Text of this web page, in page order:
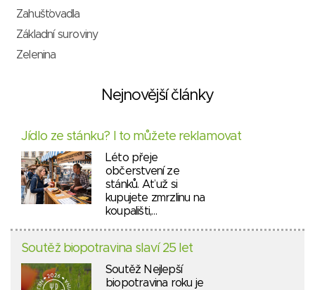
Zahušťovadla
Základní suroviny
Zelenina
Nejnovější články
Jídlo ze stánku? I to můžete reklamovat
Léto přeje
občerstvení ze
stánků. Ať už si
kupujete zmrzlinu na
koupališti,…
Soutěž biopotravina slaví 25 let
Soutěž Nejlepší
biopotravina roku je